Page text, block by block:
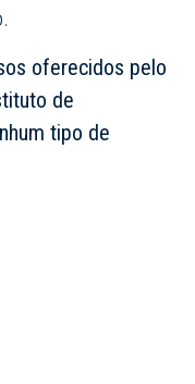
oferecidos pelo
de
tipo de